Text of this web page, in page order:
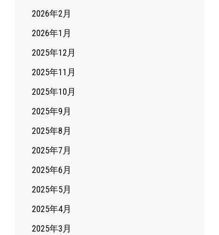
2026年2月
2026年1月
2025年12月
2025年11月
2025年10月
2025年9月
2025年8月
2025年7月
2025年6月
2025年5月
2025年4月
2025年3月